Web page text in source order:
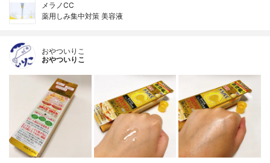
メラノCC
薬用しみ集中対策 美容液
おやついりこ
おやついりこ